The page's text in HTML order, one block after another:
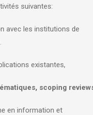
suivantes:
avec les institutions de
existantes,
scoping
en information et